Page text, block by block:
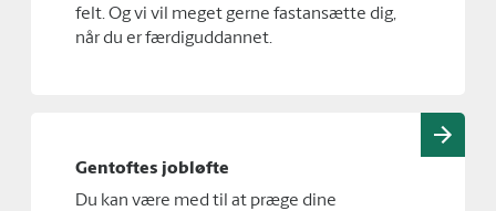
felt. Og vi vil meget gerne fastansætte dig,
når du er færdiguddannet.
Gentoftes jobløfte
Du kan være med til at præge dine